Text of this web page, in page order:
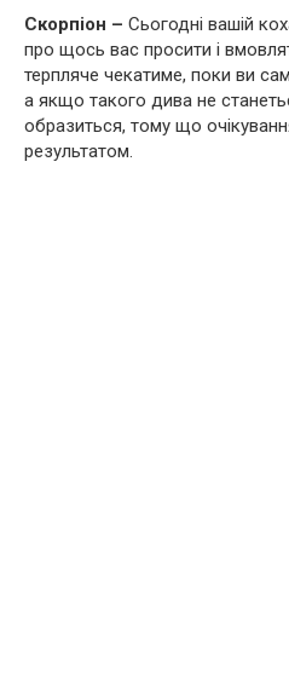
Скорпіон – Сьогодні вашій
про щось вас просити і
терпляче чекатиме, поки ви
а якщо такого дива не
образиться, тому що
результатом.